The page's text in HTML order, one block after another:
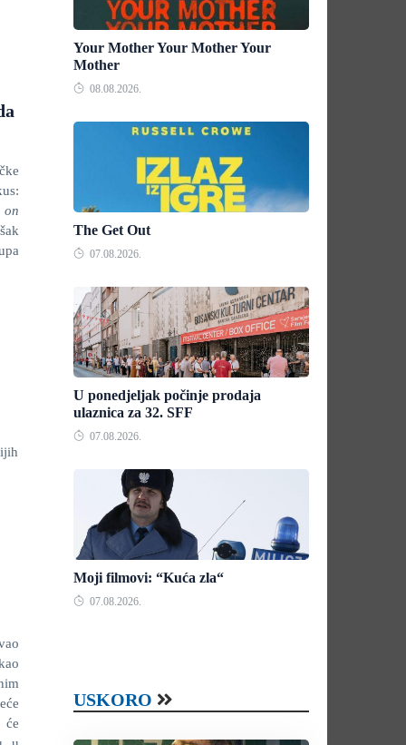
on
će
Your Mother Your Mother Your
Mother
08.08.2026.
The Get Out
07.08.2026.
U ponedjeljak počinje prodaja
ulaznica za 32. SFF
07.08.2026.
Moji filmovi: “Kuća zla“
07.08.2026.
USKORO